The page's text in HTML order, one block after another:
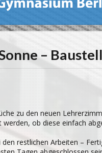
–
zu den neuen
werden, ob diese einfach
restlichen Arbeiten –